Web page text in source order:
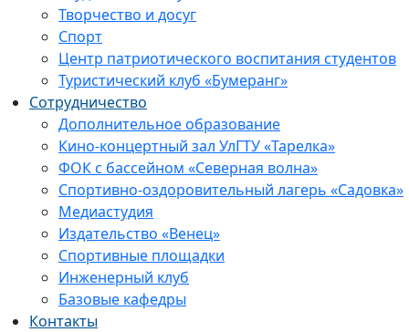
Творчество и досуг
Спорт
Центр патриотического воспитания студентов
Туристический клуб «Бумеранг»
Сотрудничество
Дополнительное образование
Кино-концертный зал УлГТУ «Тарелка»
ФОК с бассейном «Северная волна»
Спортивно-оздоровительный лагерь «Садовка»
Медиастудия
Издательство «Венец»
Спортивные площадки
Инженерный клуб
Базовые кафедры
Контакты